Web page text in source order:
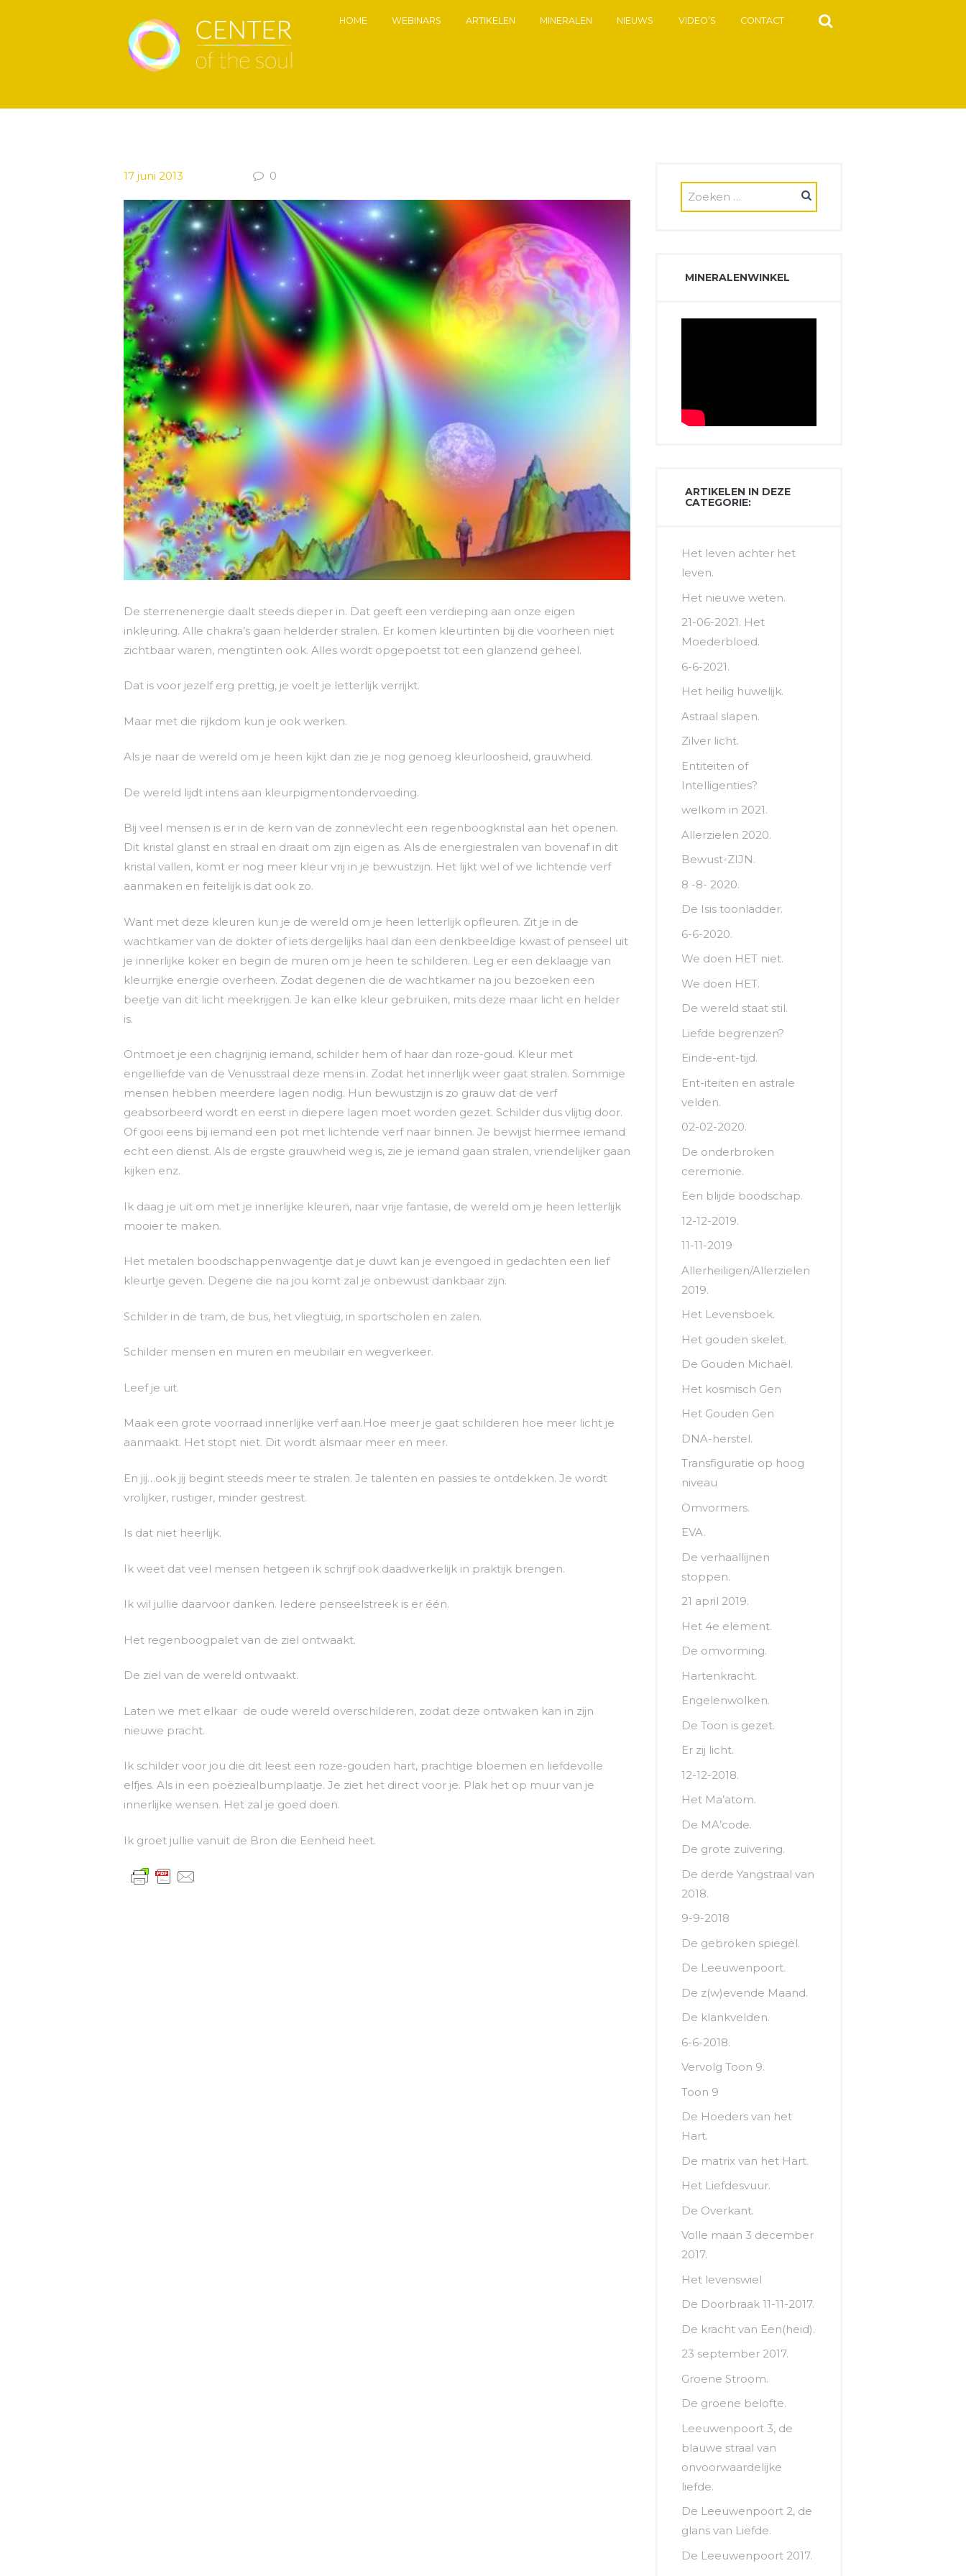
HOME WEBINARS ARTIKELEN MINERALEN NIEUWS VIDEO’S CONTACT
17 juni 2013 0
De sterrenenergie daalt steeds dieper in. Dat geeft een verdieping aan onze eigen
inkleuring. Alle chakra’s gaan helderder stralen. Er komen kleurtinten bij die voorheen niet
zichtbaar waren, mengtinten ook. Alles wordt opgepoetst tot een glanzend geheel.
Dat is voor jezelf erg prettig, je voelt je letterlijk verrijkt.
Maar met die rijkdom kun je ook werken.
Als je naar de wereld om je heen kijkt dan zie je nog genoeg kleurloosheid, grauwheid.
De wereld lijdt intens aan kleurpigmentondervoeding.
Bij veel mensen is er in de kern van de zonnevlecht een regenboogkristal aan het openen.
Dit kristal glanst en straal en draait om zijn eigen as. Als de energiestralen van bovenaf in dit
kristal vallen, komt er nog meer kleur vrij in je bewustzijn. Het lijkt wel of we lichtende verf
aanmaken en feitelijk is dat ook zo.
Want met deze kleuren kun je de wereld om je heen letterlijk opfleuren. Zit je in de
wachtkamer van de dokter of iets dergelijks haal dan een denkbeeldige kwast of penseel uit
je innerlijke koker en begin de muren om je heen te schilderen. Leg er een deklaagje van
kleurrijke energie overheen. Zodat degenen die de wachtkamer na jou bezoeken een
beetje van dit licht meekrijgen. Je kan elke kleur gebruiken, mits deze maar licht en helder
is.
Ontmoet je een chagrijnig iemand, schilder hem of haar dan roze-goud. Kleur met
engelliefde van de Venusstraal deze mens in. Zodat het innerlijk weer gaat stralen. Sommige
mensen hebben meerdere lagen nodig. Hun bewustzijn is zo grauw dat de verf
geabsorbeerd wordt en eerst in diepere lagen moet worden gezet. Schilder dus vlijtig door.
Of gooi eens bij iemand een pot met lichtende verf naar binnen. Je bewijst hiermee iemand
echt een dienst. Als de ergste grauwheid weg is, zie je iemand gaan stralen, vriendelijker gaan
kijken enz.
Ik daag je uit om met je innerlijke kleuren, naar vrije fantasie, de wereld om je heen letterlijk
mooier te maken.
Het metalen boodschappenwagentje dat je duwt kan je evengoed in gedachten een lief
kleurtje geven. Degene die na jou komt zal je onbewust dankbaar zijn.
Schilder in de tram, de bus, het vliegtuig, in sportscholen en zalen.
Schilder mensen en muren en meubilair en wegverkeer.
Leef je uit.
Maak een grote voorraad innerlijke verf aan.Hoe meer je gaat schilderen hoe meer licht je
aanmaakt. Het stopt niet. Dit wordt alsmaar meer en meer.
En jij…ook jij begint steeds meer te stralen. Je talenten en passies te ontdekken. Je wordt
vrolijker, rustiger, minder gestrest.
Is dat niet heerlijk.
Ik weet dat veel mensen hetgeen ik schrijf ook daadwerkelijk in praktijk brengen.
Ik wil jullie daarvoor danken. Iedere penseelstreek is er één.
Het regenboogpalet van de ziel ontwaakt.
De ziel van de wereld ontwaakt.
Laten we met elkaar de oude wereld overschilderen, zodat deze ontwaken kan in zijn
nieuwe pracht.
Ik schilder voor jou die dit leest een roze-gouden hart, prachtige bloemen en liefdevolle
elfjes. Als in een poëziealbumplaatje. Je ziet het direct voor je. Plak het op muur van je
innerlijke wensen. Het zal je goed doen.
Ik groet jullie vanuit de Bron die Eenheid heet.
MINERALENWINKEL
ARTIKELEN IN DEZE
CATEGORIE:
Het leven achter het
leven.
Het nieuwe weten.
21-06-2021. Het
Moederbloed.
6-6-2021.
Het heilig huwelijk.
Astraal slapen.
Zilver licht.
Entiteiten of
Intelligenties?
welkom in 2021.
Allerzielen 2020.
Bewust-ZIJN.
8 -8- 2020.
De Isis toonladder.
6-6-2020.
We doen HET niet.
We doen HET.
De wereld staat stil.
Liefde begrenzen?
Einde-ent-tijd.
Ent-iteiten en astrale
velden.
02-02-2020.
De onderbroken
ceremonie.
Een blijde boodschap.
12-12-2019.
11-11-2019
Allerheiligen/Allerzielen
2019.
Het Levensboek.
Het gouden skelet.
De Gouden Michaël.
Het kosmisch Gen
Het Gouden Gen
DNA-herstel.
Transfiguratie op hoog
niveau
Omvormers.
EVA.
De verhaallijnen
stoppen.
21 april 2019.
Het 4e element.
De omvorming.
Hartenkracht.
Engelenwolken.
De Toon is gezet.
Er zij licht.
12-12-2018.
Het Ma’atom.
De MA’code.
De grote zuivering.
De derde Yangstraal van
2018.
9-9-2018
De gebroken spiegel.
De Leeuwenpoort.
De z(w)evende Maand.
De klankvelden.
6-6-2018.
Vervolg Toon 9.
Toon 9
De Hoeders van het
Hart.
De matrix van het Hart.
Het Liefdesvuur.
De Overkant.
Volle maan 3 december
2017.
Het levenswiel
De Doorbraak 11-11-2017.
De kracht van Een(heid).
23 september 2017.
Groene Stroom.
De groene belofte.
Leeuwenpoort 3, de
blauwe straal van
onvoorwaardelijke
liefde.
De Leeuwenpoort 2, de
glans van Liefde.
De Leeuwenpoort 2017.